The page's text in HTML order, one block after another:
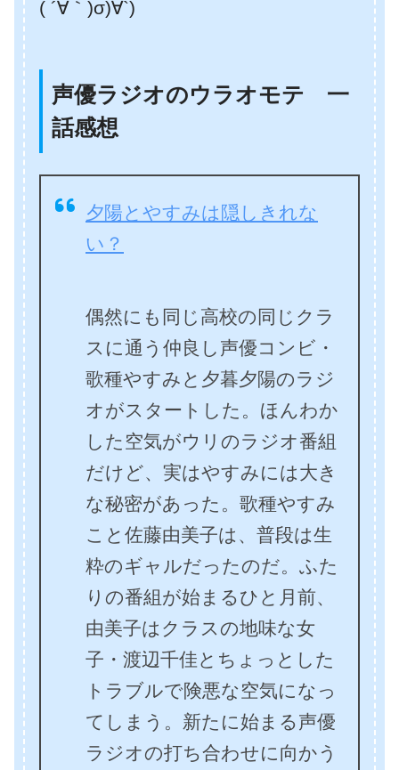
( ´∀｀)σ)∀`)
声優ラジオのウラオモテ 一
話感想
夕陽とやすみは隠しきれな
い？
偶然にも同じ高校の同じクラ
スに通う仲良し声優コンビ・
歌種やすみと夕暮夕陽のラジ
オがスタートした。ほんわか
した空気がウリのラジオ番組
だけど、実はやすみには大き
な秘密があった。歌種やすみ
こと佐藤由美子は、普段は生
粋のギャルだったのだ。ふた
りの番組が始まるひと月前、
由美子はクラスの地味な女
子・渡辺千佳とちょっとした
トラブルで険悪な空気になっ
てしまう。新たに始まる声優
ラジオの打ち合わせに向かう